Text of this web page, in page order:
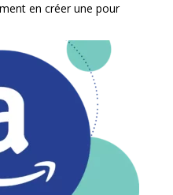
en créer une pour